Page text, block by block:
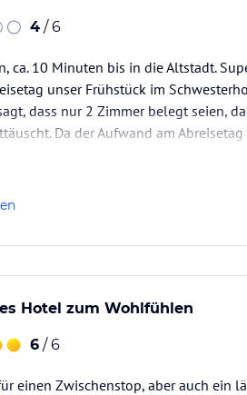
4 / 6
ca. 10 Minuten bis in die Altstadt.
unser Frühstück im
dass nur 2 Zimmer belegt seien,
Da der Aufwand am
Hotel zum Wohlfühlen
6 / 6
einen Zwischenstop, aber auch ein